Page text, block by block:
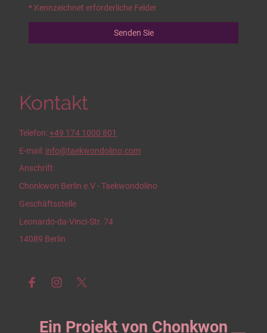
* Kennzeichnet erforderliche Felder
Senden Sie
Kontakt
Telefon:+49 174 1000 801
E-mail: info@taekwondolino.com
Anschrift:
Chonkwon Berlin e.V - Taekwondolino
Geschäftsstelle
Leonardo-da-Vinci-Str. 74
14089 Berlin
Ein Projekt von Chonkwon